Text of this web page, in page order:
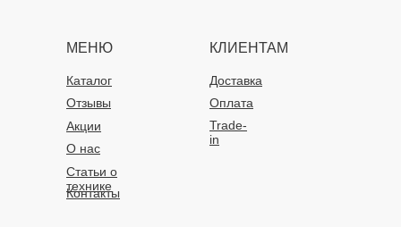
МЕНЮ КЛИЕНТАМ
Каталог
О нас
Доставка
Статьи о
технике
Оплата
Отзывы
Акции
Контакты
Trade-
in